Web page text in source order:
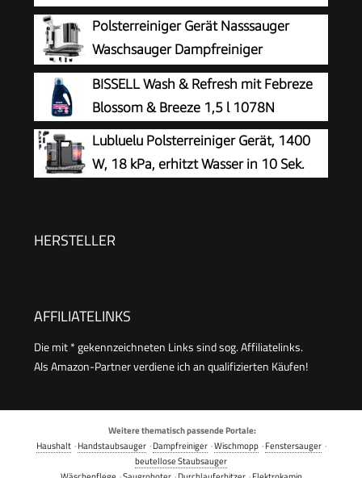
Waschsauger
Polsterreiniger Gerät Nasssauger
Waschsauger Dampfreiniger
Polstermöbel
BISSELL Wash & Refresh mit Febreze
Blossom & Breeze 1,5 l 1078N
Lubluelu Polsterreiniger Gerät, 1400
W, 18 kPa, erhitzt Wasser in 10 Sek.
HERSTELLER
AFFILIATELINKS
Die mit * gekennzeichneten Links sind sog. Affiliatelinks.
Als Amazon-Partner verdiene ich an qualifizierten Käufen!
Weitere thematisch passende Portale:
Haushalt·Handstaubsauger·Dampfreiniger·Wischmopp·Fenstersauger·
beutellose Staubsauger